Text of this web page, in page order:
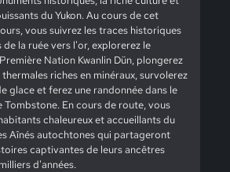
du Yukon. Au cours de cet
vous suivrez les traces historiques
la ruée vers l'or, explorerez le
Nation Kwanlin Dün, plongerez
riches en minéraux, survolerez
glace et ferez une randonnée dans le
En cours de route, vous
chaleureux et accueillants du
Aînés autochtones qui partageront
captivantes de leurs ancêtres
d'années.